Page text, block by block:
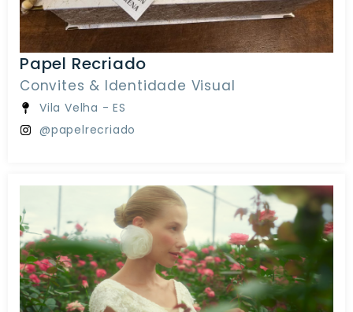
Papel Recriado
Convites & Identidade Visual
Vila Velha - ES
@papelrecriado